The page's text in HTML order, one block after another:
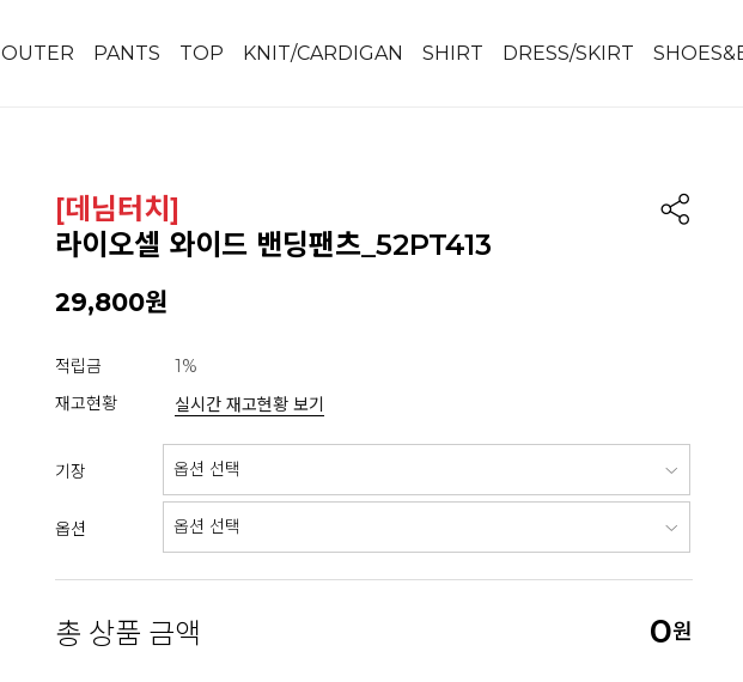
OUTER PANTS TOP KNIT/CARDIGAN SHIRT DRESS/SKIRT
[데님터치]
라이오셀 와이드 밴딩팬츠_52PT413
29,800원
적립금
1%
재고현황
실시간 재고현황 보기
기장
옵션
총 상품 금액 0원